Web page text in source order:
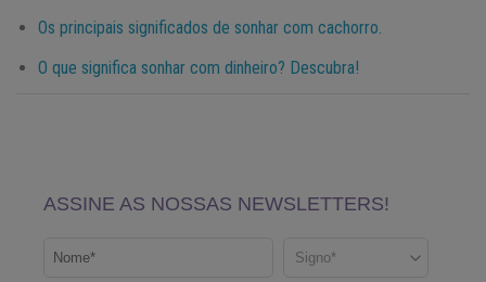
Os principais significados de sonhar com cachorro.
O que significa sonhar com dinheiro? Descubra!